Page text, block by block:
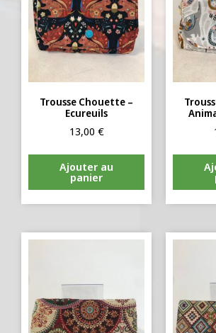
Trousse Chouette –
Ecureuils
13,00 €
Ajouter au
panier